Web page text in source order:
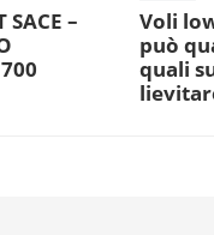
SACE –
Voli
può
quali